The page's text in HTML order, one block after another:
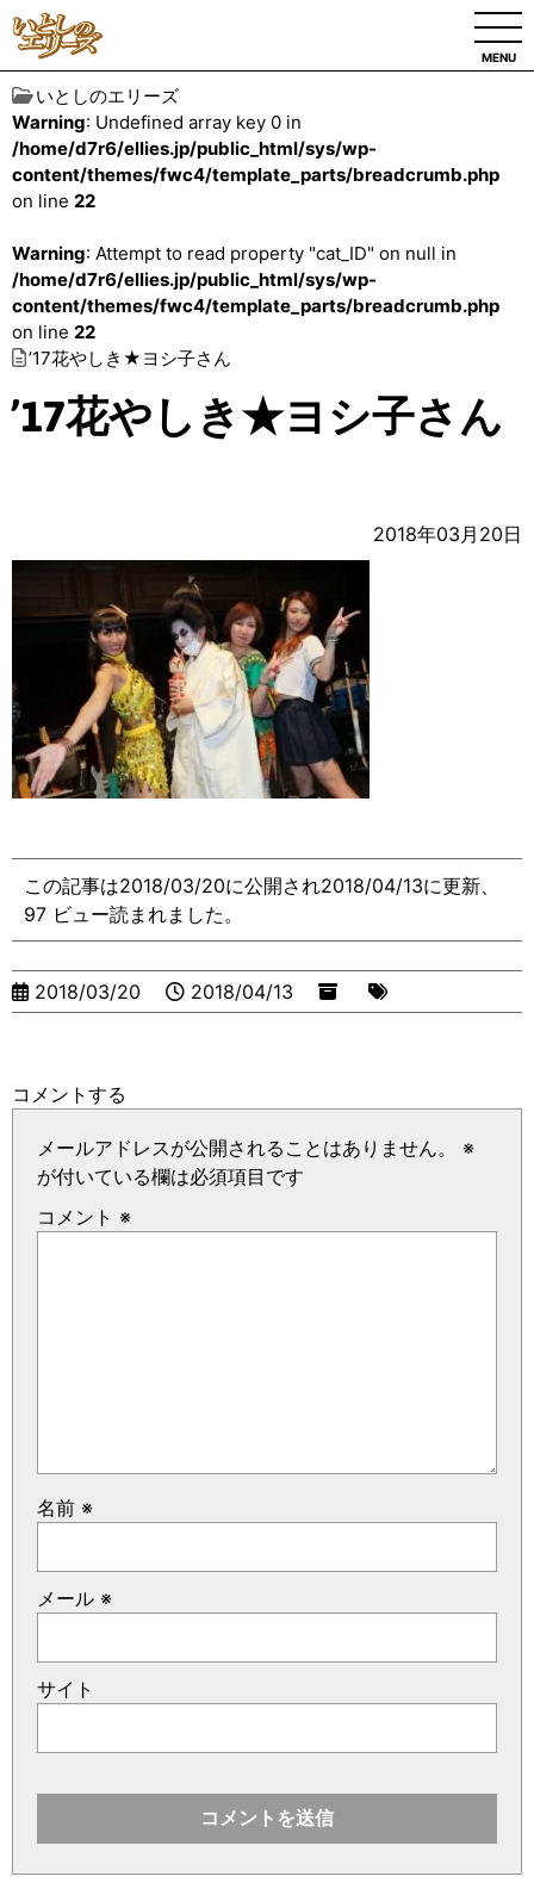
MENU
いとしのエリーズ
Warning: Undefined array key 0 in
/home/d7r6/ellies.jp/public_html/sys/wp-
content/themes/fwc4/template_parts/breadcrumb.php
on line 22
Warning: Attempt to read property "cat_ID" on null in
/home/d7r6/ellies.jp/public_html/sys/wp-
content/themes/fwc4/template_parts/breadcrumb.php
on line 22
’17花やしき★ヨシ子さん
’17花やしき★ヨシ子さん
2018年03月20日
この記事は2018/03/20に公開され2018/04/13に更新、
97 ビュー読まれました。
2018/03/20 2018/04/13
コメントする
メールアドレスが公開されることはありません。
※
が付いている欄は必須項目です
コメント ※
名前 ※
メール ※
サイト